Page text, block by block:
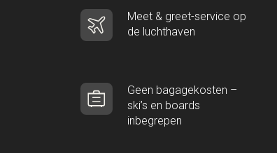
Meet & greet-service op
de luchthaven
Geen bagagekosten –
ski’s en boards
inbegrepen